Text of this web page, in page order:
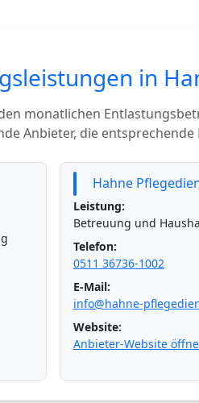
in
monatlichen
Anbieter, die entsprechende
Hahne
Leistung:
Betreuung und
Telefon:
0511 36736-1002
E-Mail:
info@hahne-
Website:
Anbieter-Website